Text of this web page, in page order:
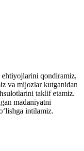
ehtiyojlarini qondiramiz,
va mijozlar kutganidan
taklif etamiz.
madaniyatni
intilamiz.